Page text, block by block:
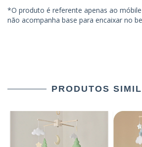
*O produto é referente apenas ao
não acompanha base para encaixar no
PRODUTOS